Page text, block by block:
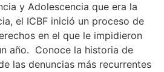
y Adolescencia que era la
el ICBF inició un proceso de
en el que le impidieron
año. Conoce la historia de
las denuncias más recurrentes